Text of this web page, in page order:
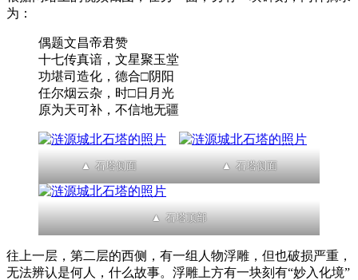
为：
偶题文昌帝君赞
十七传真谙，文星聚玉堂
功堪司造化，德合□阴阳
任尔烟云杂，时□日月光
原为天可补，不信地无疆
石塔侧面 石塔侧面
石塔顶部
往上一层，第二层的西侧，有一组人物浮雕，但也破损严重，
无法辨认是何人，什么故事。浮雕上方有一块刻有“妙入化境”